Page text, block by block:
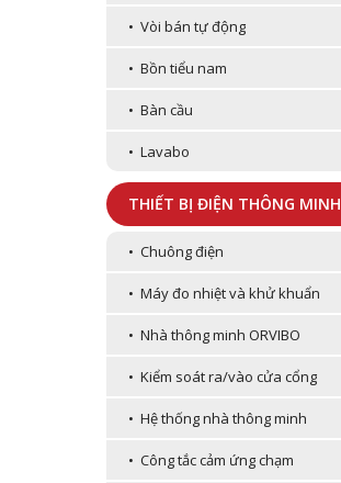
• Vòi bán tự động
• Bồn tiểu nam
• Bàn cầu
• Lavabo
THIẾT BỊ ĐIỆN THÔNG MINH
• Chuông điện
• Máy đo nhiệt và khử khuẩn
• Nhà thông minh ORVIBO
• Kiểm soát ra/vào cửa cổng
• Hệ thống nhà thông minh
• Công tắc cảm ứng chạm